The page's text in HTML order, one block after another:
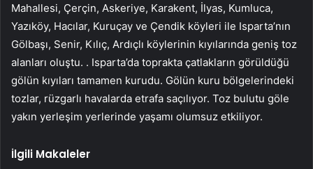
Mahallesi, Çerçin, Askeriye, Karakent, İlyas, Kumluca,
Yazıköy, Hacılar, Kuruçay ve Çendik köyleri ile Isparta’nın
Gölbaşı, Senir, Kılıç, Ardıçlı köylerinin kıyılarında geniş toz
alanları oluştu. . Isparta’da toprakta çatlakların görüldüğü
gölün kıyıları tamamen kurudu. Gölün kuru bölgelerindeki
tozlar, rüzgarlı havalarda etrafa saçılıyor. Toz bulutu göle
yakın yerleşim yerlerinde yaşamı olumsuz etkiliyor.
İlgili Makaleler